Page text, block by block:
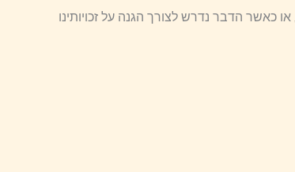
כאשר הדבר נדרש לצורך הגנה על זכויותינו